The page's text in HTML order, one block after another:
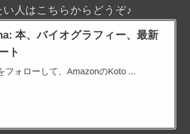
人はこちらからどうぞ♪
本、バイオグラフィー、最新
ト
フォローして、AmazonのKoto ...